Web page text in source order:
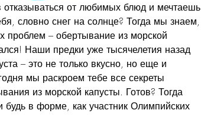
отказываться от любимых блюд и мечтаешь
словно снег на солнце? Тогда мы знаем,
– обертывание из морской
Наши предки уже тысячелетия назад
– это не только вкусно, но еще и
мы раскроем тебе все секреты
из морской капусты. Готов? Тогда
будь в форме, как участник Олимпийских